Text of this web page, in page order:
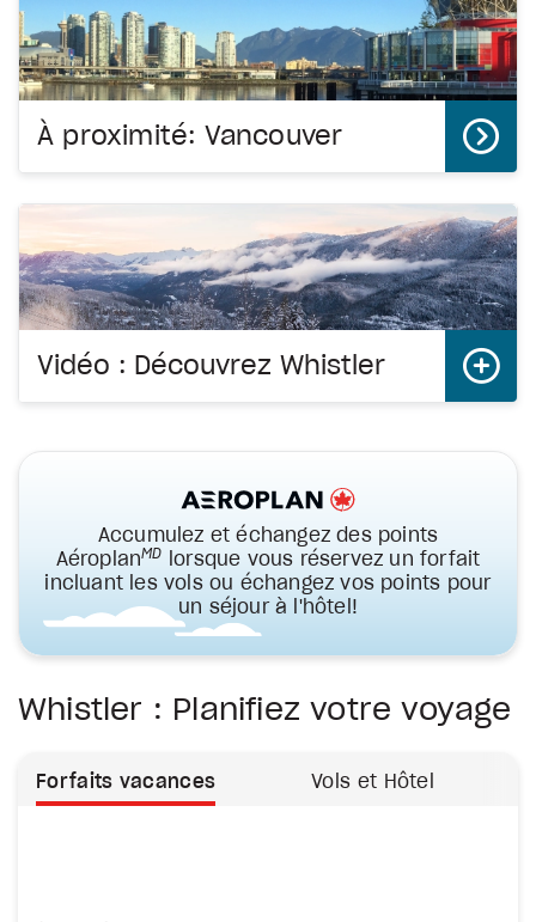
À proximité: Vancouver
Vidéo : Découvrez Whistler
Accumulez et échangez des points
AéroplanMD
lorsque vous réservez un forfait
incluant les vols ou échangez vos points pour
un séjour à l'hôtel!
Whistler : Planifiez votre voyage
Forfaits vacances Vols et Hôtel